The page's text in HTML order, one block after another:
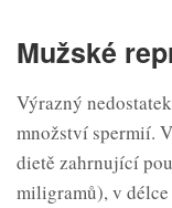
Mužské
Výrazný
množství spermií.
dietě zahrnující
miligramů), v